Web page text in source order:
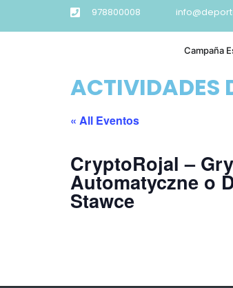
978800008
Campaña
ACTIVIDADES
« All Eventos
CryptoRojal – Gry
Automatyczne o
Stawce